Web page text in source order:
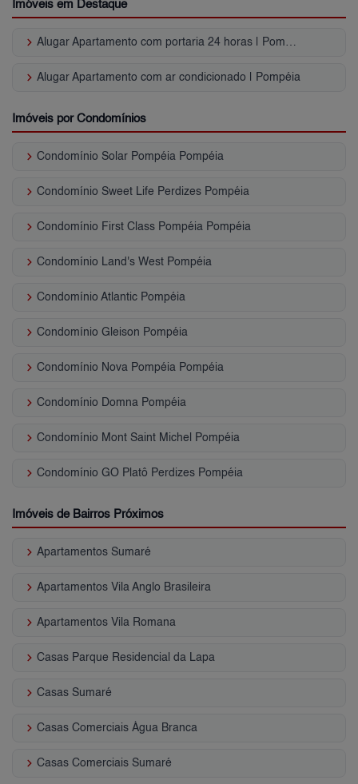
Imóveis em Destaque
keyboard_arrow_right Alugar Apartamento com portaria 24 horas | Pompéia
keyboard_arrow_right Alugar Apartamento com ar condicionado | Pompéia
Imóveis por Condomínios
keyboard_arrow_right Condomínio Solar Pompéia Pompéia
keyboard_arrow_right Condomínio Sweet Life Perdizes Pompéia
keyboard_arrow_right Condomínio First Class Pompéia Pompéia
keyboard_arrow_right Condomínio Land's West Pompéia
keyboard_arrow_right Condomínio Atlantic Pompéia
keyboard_arrow_right Condomínio Gleison Pompéia
keyboard_arrow_right Condomínio Nova Pompéia Pompéia
keyboard_arrow_right Condomínio Domna Pompéia
keyboard_arrow_right Condomínio Mont Saint Michel Pompéia
keyboard_arrow_right Condomínio GO Platô Perdizes Pompéia
Imóveis de Bairros Próximos
keyboard_arrow_right Apartamentos Sumaré
keyboard_arrow_right Apartamentos Vila Anglo Brasileira
keyboard_arrow_right Apartamentos Vila Romana
keyboard_arrow_right Casas Parque Residencial da Lapa
keyboard_arrow_right Casas Sumaré
keyboard_arrow_right Casas Comerciais Água Branca
keyboard_arrow_right Casas Comerciais Sumaré